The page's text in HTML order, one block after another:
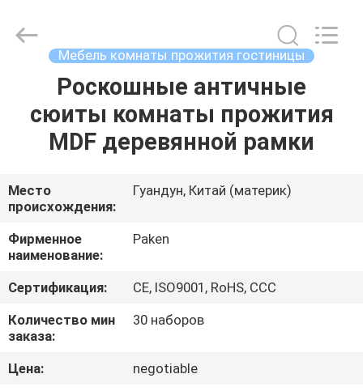
ПРОДУКТЫ
О
НАС
ПУТЕШЕСТВИЕ
ФАБРИКИ
ПРОВЕРКА
КАЧЕСТВА
Мебель комнаты прожития гостиницы
Роскошные античные
сюиты комнаты прожития
MDF деревянной рамки
Место
происхождения:
Гуандун, Китай (материк)
Фирменное
наименование:
Paken
Сертификация:
CE, ISO9001, RoHS, CCC
Количество мин
заказа:
30 наборов
Цена:
negotiable